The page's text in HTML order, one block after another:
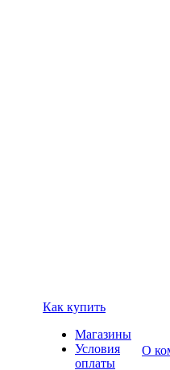
Как купить
Магазины
Условия
оплаты
О